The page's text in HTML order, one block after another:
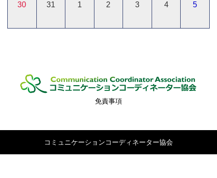
30 31 1 2 3 4 5
免責事項
コミュニケーションコーディネーター協会